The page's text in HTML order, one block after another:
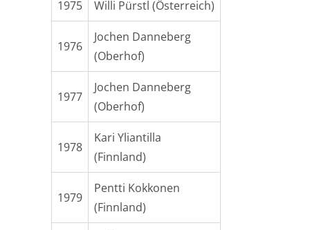
1975 Willi Pürstl (Österreich)
1976
Jochen Danneberg
(Oberhof)
1977
Jochen Danneberg
(Oberhof)
1978
Kari Yliantilla
(Finnland)
1979
Pentti Kokkonen
(Finnland)